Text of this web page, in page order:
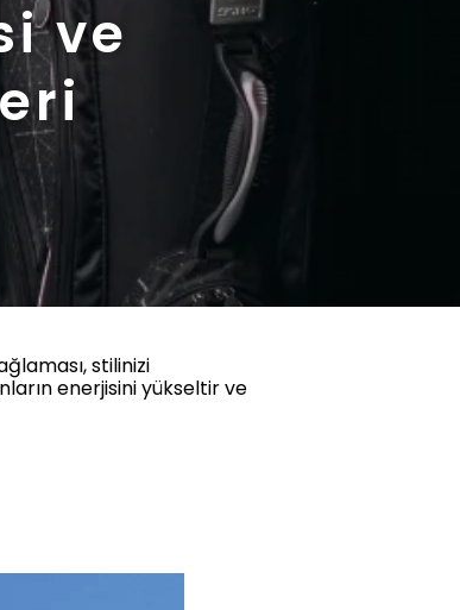
ve
stilinizi
enerjisini yükseltir ve